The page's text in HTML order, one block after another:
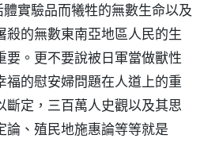
實驗品而犧牲的無數生命以及
殺的無數東南亞地區人民的生
要。更不要說被日軍當做獸性
福的慰安婦問題在人道上的重
斷定，三百萬人史觀以及其思
論、殖民地施惠論等等就是